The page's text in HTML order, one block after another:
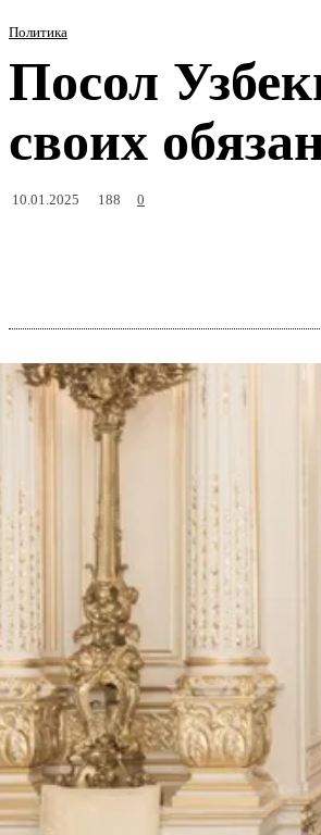
Политика
Посол
своих
10.01.2025 188 0